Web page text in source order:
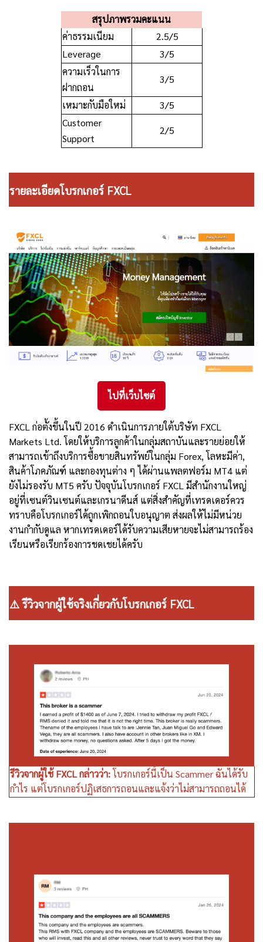
สรุปภาพรวมคะแนน
ค่าธรรมเนียม
2.5/5
Leverage
3/5
ความเร็วในการ
ฝากถอน
3/5
เหมาะกับมือใหม่
3/5
Customer
Support
2/5
รายละเอียดโบรกเกอร์ FXCL
ไปที่เว็บไซต์
FXCL ก่อตั้งขึ้นในปี 2016 ดำเนินการภายใต้บริษัท FXCL
Markets Ltd. โดยให้บริการลูกค้าในกลุ่มสถาบันและรายย่อยให้
สามารถเข้าถึงบริการซื้อขายสินทรัพย์ในกลุ่ม Forex, โลหะมีค่า,
สินค้าโภคภัณฑ์ และกองทุนต่าง ๆ ได้ผ่านแพลตฟอร์ม MT4 แต่
ยังไม่รองรับ MT5 ครับ ปัจจุบันโบรกเกอร์ FXCL มีสำนักงานใหญ่
อยู่ที่เซนต์วินเซนต์และเกรนาดีนส์ แต่สิ่งสำคัญที่เทรดเดอร์ควร
ทราบคือโบรกเกอร์ได้ถูกเพิกถอนใบอนุญาต ส่งผลให้ไม่มีหน่วย
งานกำกับดูแล หากเทรดเดอร์ได้รับความเสียหายจะไม่สามารถร้อง
เรียนหรือเรียกร้องการชดเชยได้ครับ
⚠️ รีวิวจากผู้ใช้จริงเกี่ยวกับโบรกเกอร์ FXCL
รีวิวจากผู้ใช้ FXCL กล่าวว่า:โบรกเกอร์นี้เป็น Scammer ฉันได้รับ
กำไร แต่โบรกเกอร์ปฏิเสธการถอนและแจ้งว่าไม่สามารถถอนได้